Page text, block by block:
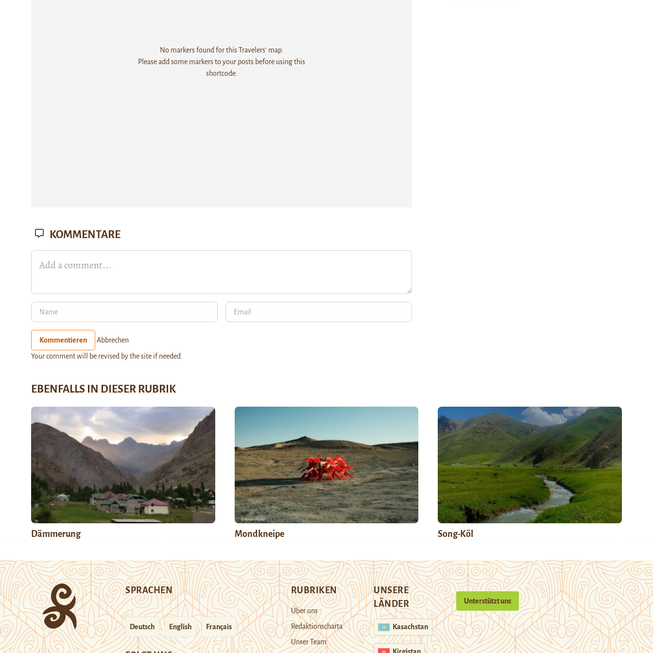
No markers found for this Travelers' map.
Please add some markers to your posts before using this
shortcode.
KOMMENTARE
Kommentieren Abbrechen
Your comment will be revised by the site if needed.
EBENFALLS IN DIESER RUBRIK
Dämmerung Mondkneipe Song-Köl
SPRACHEN
Deutsch English Français
RUBRIKEN
Über uns
Redaktionscharta
Unser Team
UNSERE
LÄNDER
Kasachstan
Kirgistan
Unterstützt uns